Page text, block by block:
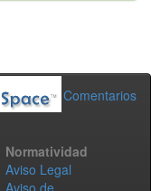
Comentarios
Normatividad
Aviso Legal
Aviso de